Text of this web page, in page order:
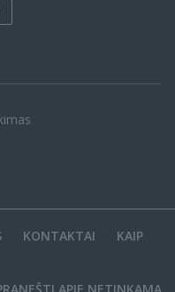
KONTAKTAI KAIP